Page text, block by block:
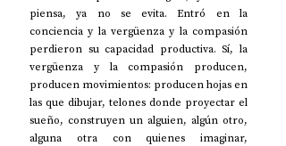
piensa, ya no se evita. Entró en la
conciencia y la vergüenza y la compasión
perdieron su capacidad productiva. Sí, la
vergüenza y la compasión producen,
producen movimientos: producen hojas en
las que dibujar, telones donde proyectar el
sueño, construyen un alguien, algún otro,
alguna otra con quienes imaginar,